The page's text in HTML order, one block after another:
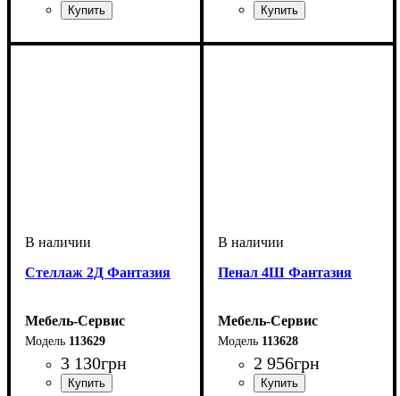
Cтеллаж 2Д Фантазия
Мебель-Сервис
113629
3 130грн
Пенал 4Ш Фантазия
Мебель-Сервис
113628
2 956грн